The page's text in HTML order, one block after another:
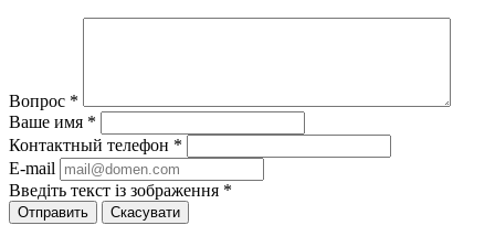
Вопрос *
Ваше имя *
Контактный телефон *
E-mail
Введіть текст із зображення *
Скасувати